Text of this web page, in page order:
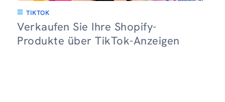
TIKTOK
Verkaufen Sie Ihre Shopify-
Produkte über TikTok-Anzeigen